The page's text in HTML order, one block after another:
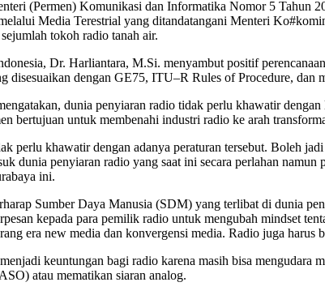
(Permen) Komunikasi dan Informatika Nomor 5 Tahun
Media Terestrial yang ditandatangani Menteri
tokoh radio tanah air.
Dr. Harliantara, M.Si. menyambut positif
disesuaikan dengan GE75, ITU–R Rules of Procedure, dan
dunia penyiaran radio tidak perlu khawatir
bertujuan untuk membenahi industri radio ke arah
perlu khawatir dengan adanya peraturan tersebut. Boleh
dunia penyiaran radio yang saat ini secara perlahan
ini.
Sumber Daya Manusia (SDM) yang terlibat di dunia
kepada para pemilik radio untuk mengubah mindset
era new media dan konvergensi media. Radio juga
keuntungan bagi radio karena masih bisa
atau mematikan siaran analog.